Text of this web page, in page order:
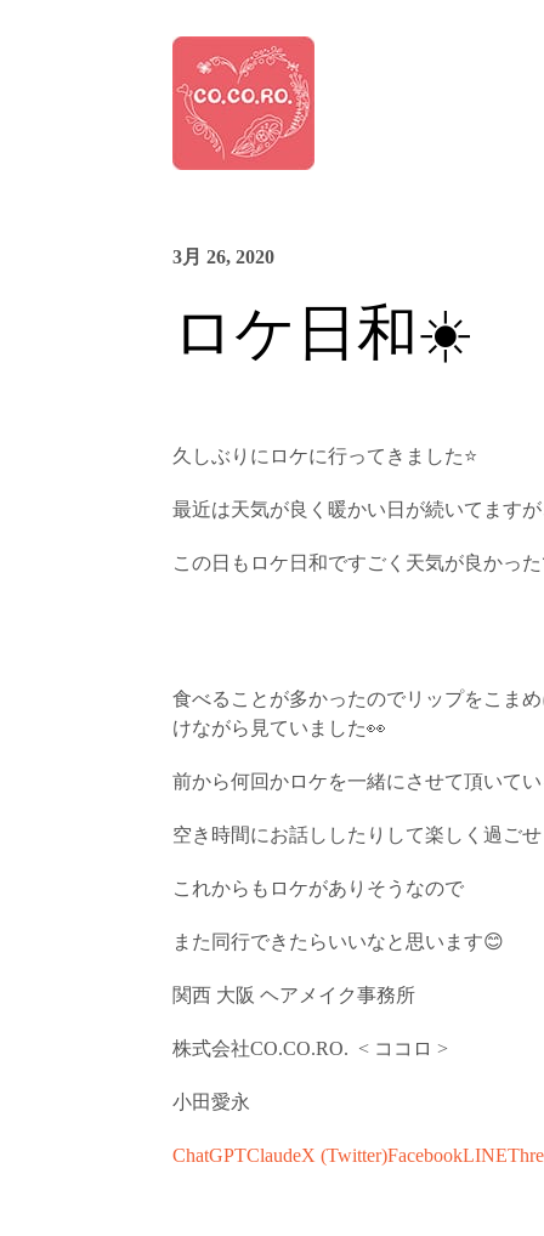
3月 26, 2020
ロケ日和☀️
久しぶりにロケに行ってきました⭐️
最近は天気が良く暖かい日が続いてます
この日もロケ日和ですごく天気が良かっ
食べることが多かったのでリップをこま
けながら見ていました👀
前から何回かロケを一緒にさせて頂いて
空き時間にお話ししたりして楽しく過ご
これからもロケがありそうなので
また同行できたらいいなと思います😊
関西 大阪 ヘアメイク事務所
株式会社CO.CO.RO. < ココロ >
小田愛永
ChatGPTClaudeX (Twitter)FacebookLINE